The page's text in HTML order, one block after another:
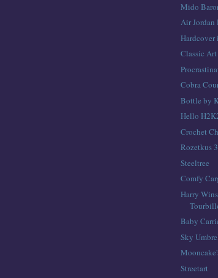
Mido
Air Jordan
Hardcover
Classic
Cobra
Bottle by
Hello
Crochet
Rozetkus
Steeltree
Comfy
Harry
Baby
Sky
Streetart